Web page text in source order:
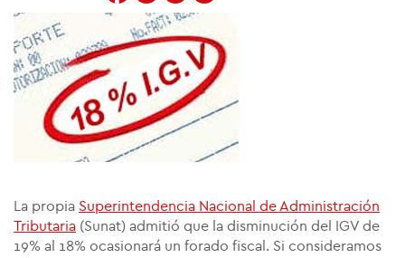
La propia Superintendencia Nacional de Administración
Tributaria (Sunat) admitió que la disminución del IGV de
19% al 18% ocasionará un forado fiscal. Si consideramos